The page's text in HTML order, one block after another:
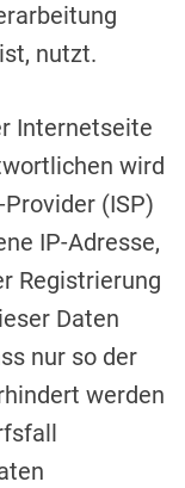
nutzt.
Internetseite
wird
(ISP)
IP-Adresse,
Registrierung
Daten
nur so der
werden